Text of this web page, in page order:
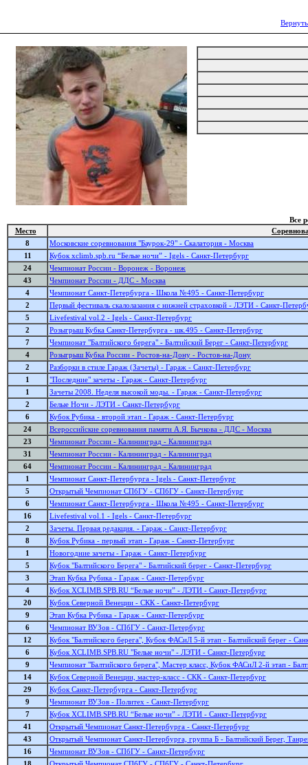
Все
Место
8
Московские соревнования "Баурок-29" - Скалатория - Москва
11
Кубок xclimb.spb.ru “Белые ночи” - Igels - Санкт-Петербург
24
Чемпионат России - Воронеж - Воронеж
43
Чемпионат России - ДДС - Москва
4
Чемпионат Санкт-Петербурга - Школа №495 - Санкт-Петербург
2
Первый фестиваль скалолазания с нижней страховкой - ЛЭТИ - Санкт-
5
Livefestival vol.2 - Igels - Санкт-Петербург
2
Розыгрыш Кубка Санкт-Петербурга - шк.495 - Санкт-Петербург
7
Чемпионат "Балтийского берега" - Балтийский Берег - Санкт-Петербург
4
Розыгрыш Кубка России - Ростов-на-Дону - Ростов-на-Дону
2
Разборки в стиле Гараж (Зачеты) - Гараж - Санкт-Петербург
1
"Последние" зачеты - Гараж - Санкт-Петербург
1
Зачеты 2008. Неделя высокой моды. - Гараж - Санкт-Петербург
2
Белые Ночи - ЛЭТИ - Санкт-Петербург
6
Кубок Рубика - второй этап - Гараж - Санкт-Петербург
24
Всероссийские соревнования памяти А.Я. Бычкова - ДДС - Москва
23
Чемпионат России - Калининград - Калининград
31
Чемпионат России - Калининград - Калининград
64
Чемпионат России - Калининград - Калининград
1
Чемпионат Санкт-Петербурга - Igels - Санкт-Петербург
5
Открытый Чемпионат СПбГУ - СПбГУ - Санкт-Петербург
6
Чемпионат Санкт-Петербурга - Школа №495 - Санкт-Петербург
16
Livefestival vol.1 - Igels - Санкт-Петербург
2
Зачеты. Первая редакция. - Гараж - Санкт-Петербург
8
Кубок Рубика - первый этап - Гараж - Санкт-Петербург
1
Новогодние зачеты - Гараж - Санкт-Петербург
5
Кубок "Балтийского Берега" - Балтийский берег - Санкт-Петербург
3
Этап Кубка Рубика - Гараж - Санкт-Петербург
4
Кубок XCLIMB.SPB.RU “Белые ночи” - ЛЭТИ - Санкт-Петербург
20
Кубок Северной Венеции - СКК - Санкт-Петербург
9
Этап Кубка Рубика - Гараж - Санкт-Петербург
6
Чемпионат ВУЗов - СПбГУ - Санкт-Петербург
12
Кубок "Балтийского берега", Кубок ФАСиЛ 5-й этап - Балтийский берег -
6
Кубок XCLIMB.SPB.RU "Белые ночи" - ЛЭТИ - Санкт-Петербург
9
Чемпионат "Балтийского берега", Мастер класс, Кубок ФАСиЛ 2-й этап -
14
Кубок Северной Венеции, мастер-класс - СКК - Санкт-Петербург
29
Кубок Санкт-Петербурга - Санкт-Петербург
9
Чемпионат ВУЗов - Политех - Санкт-Петербург
7
Кубок XCLIMB.SPB.RU “Белые ночи” - ЛЭТИ - Санкт-Петербург
41
Открытый Чемпионат Санкт-Петербурга - Санкт-Петербург
43
Открытый Чемпионат Санкт-Петербурга, группа Б - Балтийский Берег,
16
Чемпионат ВУЗов - СПбГУ - Санкт-Петербург